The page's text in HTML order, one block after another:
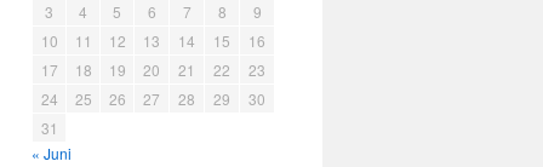
3
4 5 6 7 8
9
10
11 12 13 14 15
16
17
18 19 20 21 22
23
24
25 26 27 28 29
30
31
« Juni